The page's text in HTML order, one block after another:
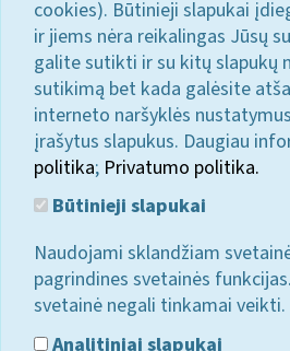
cookies). Būtinieji slapukai
ir jiems nėra reikalingas Jūsų
galite sutikti ir su kitų slapukų
sutikimą bet kada galėsite
interneto naršyklės
įrašytus slapukus. Daugiau
politika; Privatumo politika.
Būtinieji slapukai
Naudojami sklandžiam
pagrindines svetainės
svetainė negali tinkamai veikti.
Analitiniai slapukai